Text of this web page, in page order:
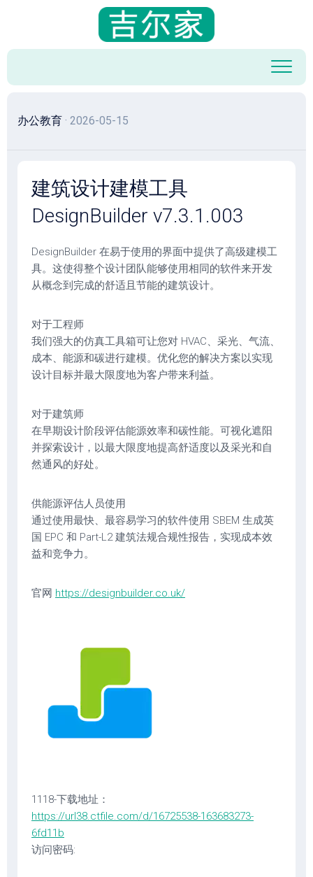
容
办公教育 · 2026-05-15
建筑设计建模工具
DesignBuilder v7.3.1.003
DesignBuilder 在易于使用的界面中提供了高级建模工
具。这使得整个设计团队能够使用相同的软件来开发
从概念到完成的舒适且节能的建筑设计。
对于工程师
我们强大的仿真工具箱可让您对 HVAC、采光、气流、
成本、能源和碳进行建模。优化您的解决方案以实现
设计目标并最大限度地为客户带来利益。
对于建筑师
在早期设计阶段评估能源效率和碳性能。可视化遮阳
并探索设计，以最大限度地提高舒适度以及采光和自
然通风的好处。
供能源评估人员使用
通过使用最快、最容易学习的软件使用 SBEM 生成英
国 EPC 和 Part-L2 建筑法规合规性报告，实现成本效
益和竞争力。
官网 https://designbuilder.co.uk/
1118-下载地址：
https://url38.ctfile.com/d/16725538-163683273-
6fd11b
访问密码: